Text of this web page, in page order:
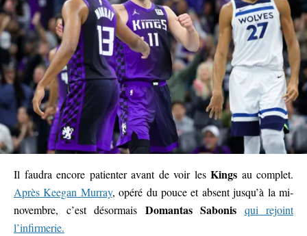
Il faudra encore patienter avant de voir les Kings au complet.
Après Keegan Murray, opéré du pouce et absent jusqu’à la mi-
novembre, c’est désormais Domantas Sabonis qui rejoint
l’infirmerie.